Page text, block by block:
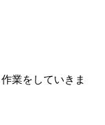
業をしていきま